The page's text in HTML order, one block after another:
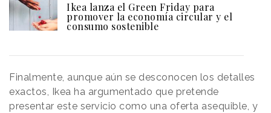
Ikea lanza el Green Friday para
promover la economía circular y el
consumo sostenible
Finalmente, aunque aún se desconocen los detalles
exactos, Ikea ha argumentado que pretende
presentar este servicio como una oferta asequible, y